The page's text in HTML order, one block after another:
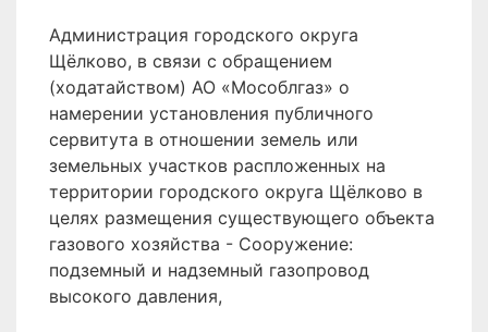
Администрация городского округа
Щёлково, в связи с обращением
(ходатайством) АО «Мособлгаз» о
намерении установления публичного
сервитута в отношении земель или
земельных участков распложенных на
территории городского округа Щёлково в
целях размещения существующего объекта
газового хозяйства - Сооружение:
подземный и надземный газопровод
высокого давления,